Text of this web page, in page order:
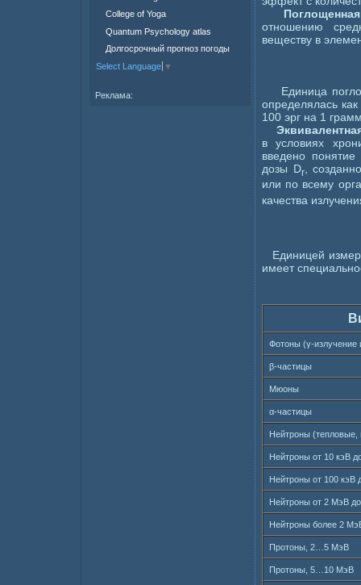
College of Yoga
Quantum Psychology atlas
Долгосрочный прогноз погоды
Select Language ▼
Реклама:
отношению
веществу в
Единица
определялась
100 эрг на 1
в условиях
введено
дозы Dr,
или по всему
качества
Единицей
имеет
Фотоны (γ-излучение
β-частицы
Мюоны
α-частицы
Нейтроны
Нейтроны от 10 кэВ
Нейтроны от 100 кэВ
Нейтроны от 2 МэВ
Нейтроны более 2
Протоны, 2…5 МэВ
Протоны, 5…10 МэВ